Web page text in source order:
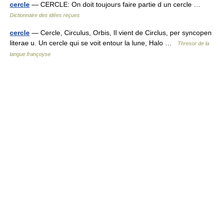
cercle — CERCLE: On doit toujours faire partie d un cercle …
Dictionnaire des idées reçues
cercle — Cercle, Circulus, Orbis, Il vient de Circlus, per syncopen
literae u. Un cercle qui se voit entour la lune, Halo …
Thresor de la
langue françoyse